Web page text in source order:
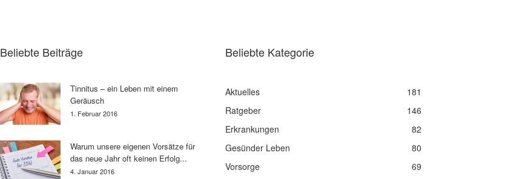
Beliebte Beiträge
Tinnitus – ein Leben mit einem
Geräusch
1. Februar 2016
Warum unsere eigenen Vorsätze für
das neue Jahr oft keinen Erfolg...
4. Januar 2016
Beliebte Kategorie
Aktuelles
181
Ratgeber
146
Erkrankungen
82
Gesünder Leben
80
Vorsorge
69